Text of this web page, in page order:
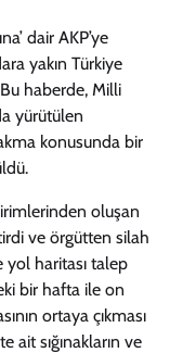
dair AKP’ye
yakın Türkiye
haberde, Milli
yürütülen
konusunda bir
oluşan
ve örgütten silah
yol haritası talep
bir hafta ile on
ortaya çıkması
ait sığınakların ve